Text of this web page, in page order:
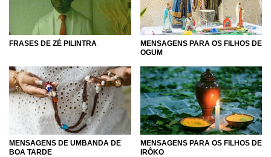
FRASES DE ZÉ PILINTRA
MENSAGENS PARA OS FILHOS DE
OGUM
MENSAGENS DE UMBANDA DE
BOA TARDE
MENSAGENS PARA OS FILHOS DE
IRÔKO